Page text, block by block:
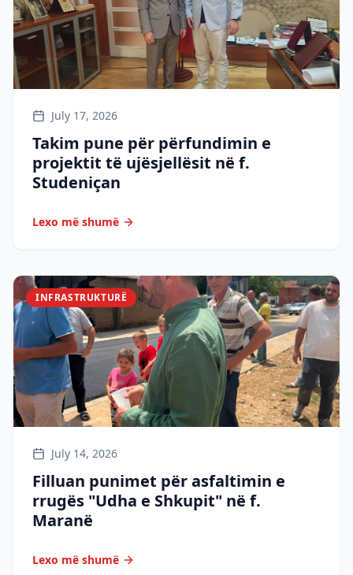
July 17, 2026
Takim pune për përfundimin e
projektit të ujësjellësit në f.
Studeniçan
Lexo më shumë
INFRASTRUKTURË
July 14, 2026
Filluan punimet për asfaltimin e
rrugës "Udha e Shkupit" në f.
Maranë
Lexo më shumë